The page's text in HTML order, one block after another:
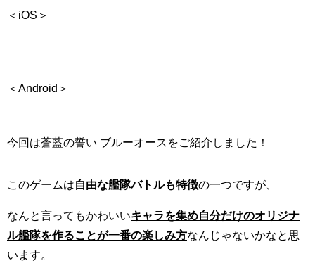
＜iOS＞
＜Android＞
今回は蒼藍の誓い ブルーオースをご紹介しました！
このゲームは自由な艦隊バトルも特徴の一つですが、
なんと言ってもかわいいキャラを集め自分だけのオリジナ
ル艦隊を作ることが一番の楽しみ方なんじゃないかなと思
います。